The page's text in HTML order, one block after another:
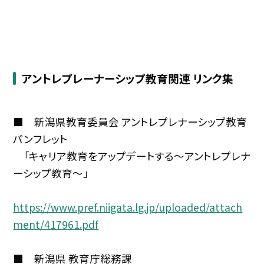
アントレプレーナーシップ教育関連 リンク集
■ 新潟県教育委員会 アントレプレナーシップ教育
パンフレット
「キャリア教育をアップデートする～アントレプレナ
ーシップ教育～」
https://www.pref.niigata.lg.jp/uploaded/attach
ment/417961.pdf
■ 新潟県 教育庁総務課